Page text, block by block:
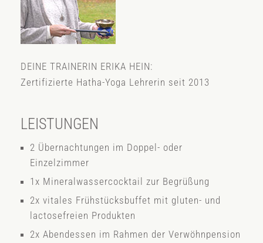
DEINE TRAINERIN ERIKA HEIN:
Zertifizierte Hatha-Yoga Lehrerin seit 2013
LEISTUNGEN
2 Übernachtungen im Doppel- oder
Einzelzimmer
1x Mineralwassercocktail zur Begrüßung
2x vitales Frühstücksbuffet mit gluten- und
lactosefreien Produkten
2x Abendessen im Rahmen der Verwöhnpension